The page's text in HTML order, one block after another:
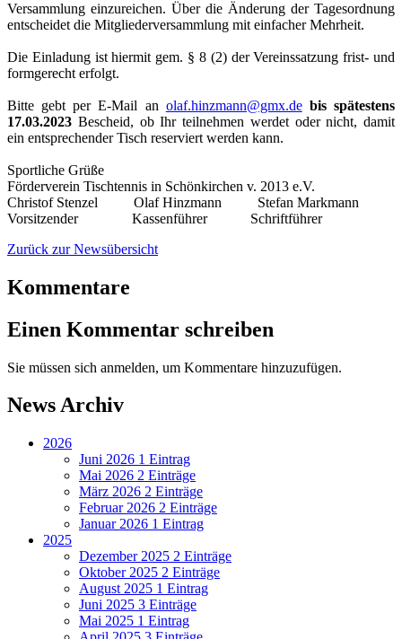
Versammlung einzureichen. Über die Änderung der Tagesordnung
entscheidet die Mitgliederversammlung mit einfacher Mehrheit.
Die Einladung ist hiermit gem. § 8 (2) der Vereinssatzung frist- und
formgerecht erfolgt.
Bitte gebt per E-Mail an olaf.hinzmann@gmx.de bis spätestens
17.03.2023 Bescheid, ob Ihr teilnehmen werdet oder nicht, damit
ein entsprechender Tisch reserviert werden kann.
Sportliche Grüße
Förderverein Tischtennis in Schönkirchen v. 2013 e.V.
Christof Stenzel Olaf Hinzmann Stefan Markmann
Vorsitzender Kassenführer Schriftführer
Zurück zur Newsübersicht
Kommentare
Einen Kommentar schreiben
Sie müssen sich anmelden, um Kommentare hinzuzufügen.
News Archiv
2026
Juni 2026 1 Eintrag
Mai 2026 2 Einträge
März 2026 2 Einträge
Februar 2026 2 Einträge
Januar 2026 1 Eintrag
2025
Dezember 2025 2 Einträge
Oktober 2025 2 Einträge
August 2025 1 Eintrag
Juni 2025 3 Einträge
Mai 2025 1 Eintrag